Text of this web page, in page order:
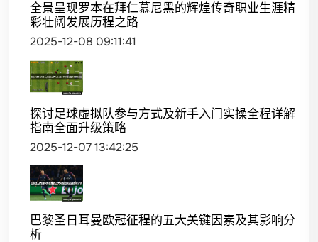
全景呈现罗本在拜仁慕尼黑的辉煌传奇职业生涯精
彩壮阔发展历程之路
2025-12-08 09:11:41
探讨足球虚拟队参与方式及新手入门实操全程详解
指南全面升级策略
2025-12-07 13:42:25
巴黎圣日耳曼欧冠征程的五大关键因素及其影响分
析